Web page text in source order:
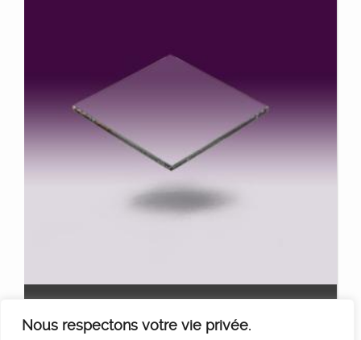
Nous respectons votre vie privée.
35€ HT/Jour